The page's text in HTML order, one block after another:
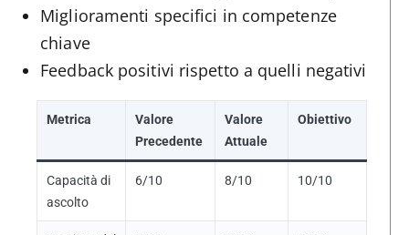
Miglioramenti specifici in competenze
chiave
Feedback positivi rispetto a quelli negativi
Metrica
Valore
Precedente
Valore
Attuale
Obiettivo
Capacità di
ascolto
6/10 8/10 10/10